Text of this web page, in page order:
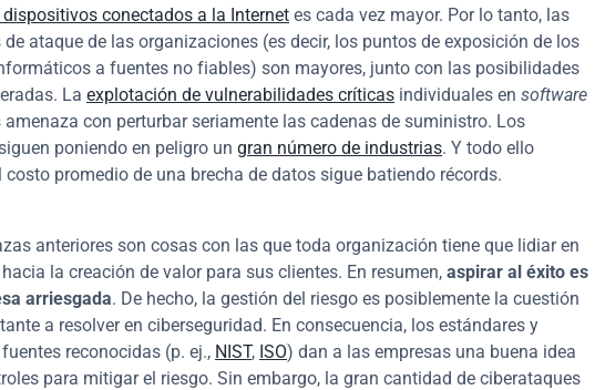
dispositivos conectados a la Internet es cada vez mayor. Por lo tanto, las
ataque de las organizaciones (es decir, los puntos de exposición de los
a fuentes no fiables) son mayores, junto con las posibilidades
La explotación de vulnerabilidades críticas individuales en software
amenaza con perturbar seriamente las cadenas de suministro. Los
poniendo en peligro un gran número de industrias. Y todo ello
costo promedio de una brecha de datos sigue batiendo récords.
anteriores son cosas con las que toda organización tiene que lidiar en
la creación de valor para sus clientes. En resumen, aspirar al éxito es
arriesgada. De hecho, la gestión del riesgo es posiblemente la cuestión
a resolver en ciberseguridad. En consecuencia, los estándares y
reconocidas (p. ej., NIST, ISO) dan a las empresas una buena idea
para mitigar el riesgo. Sin embargo, la gran cantidad de ciberataques